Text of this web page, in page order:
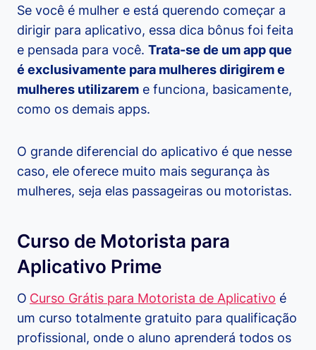
Se você é mulher e está querendo começar a
dirigir para aplicativo, essa dica bônus foi feita
e pensada para você. Trata-se de um app que
é exclusivamente para mulheres dirigirem e
mulheres utilizarem e funciona, basicamente,
como os demais apps.
O grande diferencial do aplicativo é que nesse
caso, ele oferece muito mais segurança às
mulheres, seja elas passageiras ou motoristas.
Curso de Motorista para
Aplicativo Prime
O Curso Grátis para Motorista de Aplicativo é
um curso totalmente gratuito para qualificação
profissional, onde o aluno aprenderá todos os